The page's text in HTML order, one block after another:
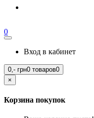
0
Вход в кабинет
0,- грн0 товаров0
×
Корзина покупок